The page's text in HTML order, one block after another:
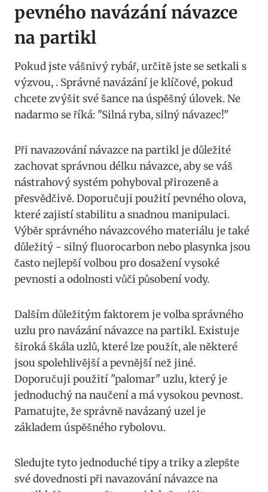
pevného navázání návazce
na partikl
Pokud jste vášnivý rybář, určitě jste se setkali s
výzvou, . Správné navázání ⁣je klíčové,​ pokud
chcete zvýšit své⁢ šance na úspěšný úlovek. Ne
nadarmo se říká: "Silná ryba, silný návazec!"
Při navazování návazce na partikl je důležité
zachovat správnou délku ⁣návazce, aby se váš
nástrahový systém pohyboval přirozeně a
přesvědčivě.‍ Doporučuji použití pevného olova,
které zajistí stabilitu a snadnou manipulaci.⁤
Výběr správného návazcového materiálu je⁤ také
důležitý -⁢ silný fluorocarbon nebo plasynka jsou
často nejlepší volbou pro dosažení vysoké​
pevnosti‌ a odolnosti vůči působení vody.
Dalším důležitým faktorem je volba správného
uzlu pro navázání návazce na partikl. Existuje
široká škála uzlů, které lze ⁢použít, ale některé
jsou⁣ spolehlivější a pevnější než jiné.
Doporučuji použití "palomar" uzlu, který je
jednoduchý na naučení a má vysokou pevnost.
Pamatujte, že správně navázaný uzel je
základem úspěšného rybolovu.
Sledujte tyto jednoduché tipy a triky​ a zlepšte
své dovednosti ⁤při navazování‌ návazce ​na